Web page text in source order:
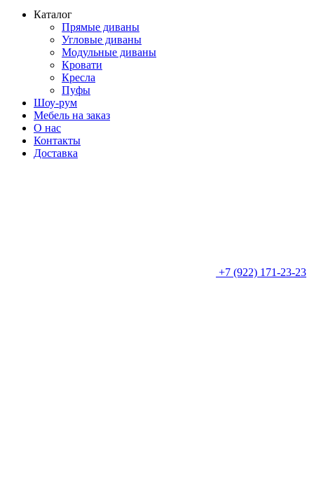
Каталог
Прямые диваны
Угловые диваны
Модульные диваны
Кровати
Кресла
Пуфы
Шоу-рум
Мебель на заказ
О нас
Контакты
Доставка
+7 (922) 171-23-23